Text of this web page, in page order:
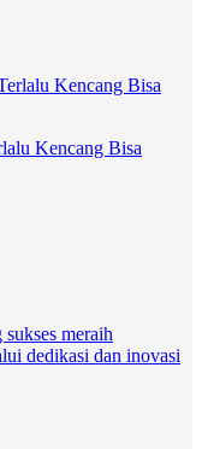
Kencang Bisa
meraih
dedikasi dan inovasi